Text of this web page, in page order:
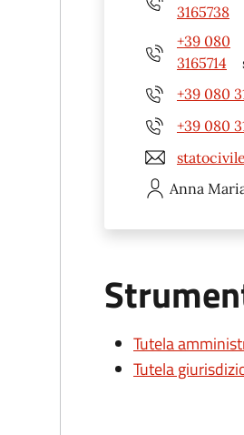
3165738
+39 080
3165714
+39 080
+39 080
Anna
Tutela
Tutela